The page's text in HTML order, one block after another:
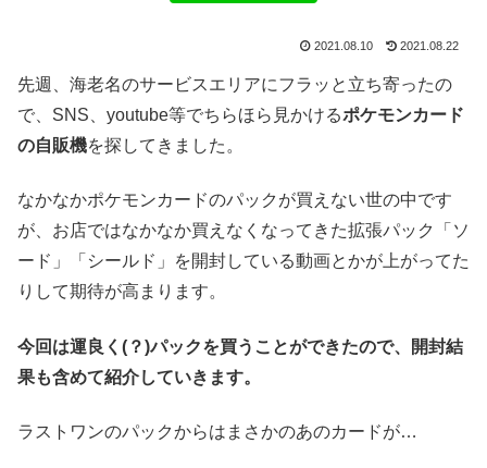
2021.08.10 2021.08.22
先週、海老名のサービスエリアにフラッと立ち寄ったの
で、SNS、youtube等でちらほら見かけるポケモンカード
の自販機を探してきました。
なかなかポケモンカードのパックが買えない世の中です
が、お店ではなかなか買えなくなってきた拡張パック「ソ
ード」「シールド」を開封している動画とかが上がってた
りして期待が高まります。
今回は運良く(？)パックを買うことができたので、開封結
果も含めて紹介していきます。
ラストワンのパックからはまさかのあのカードが…